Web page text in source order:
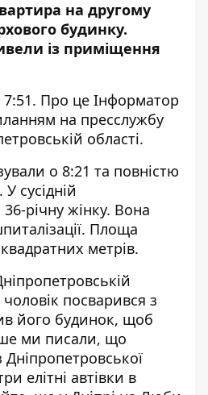
на другому
будинку.
із приміщення
Про це Інформатор
на пресслужбу
області.
о 8:21 та повністю
У сусідній
річну жінку. Вона
Площа
метрів.
посварився з
його будинок, щоб
ми писали, що
Дніпропетровської
елітні автівки в